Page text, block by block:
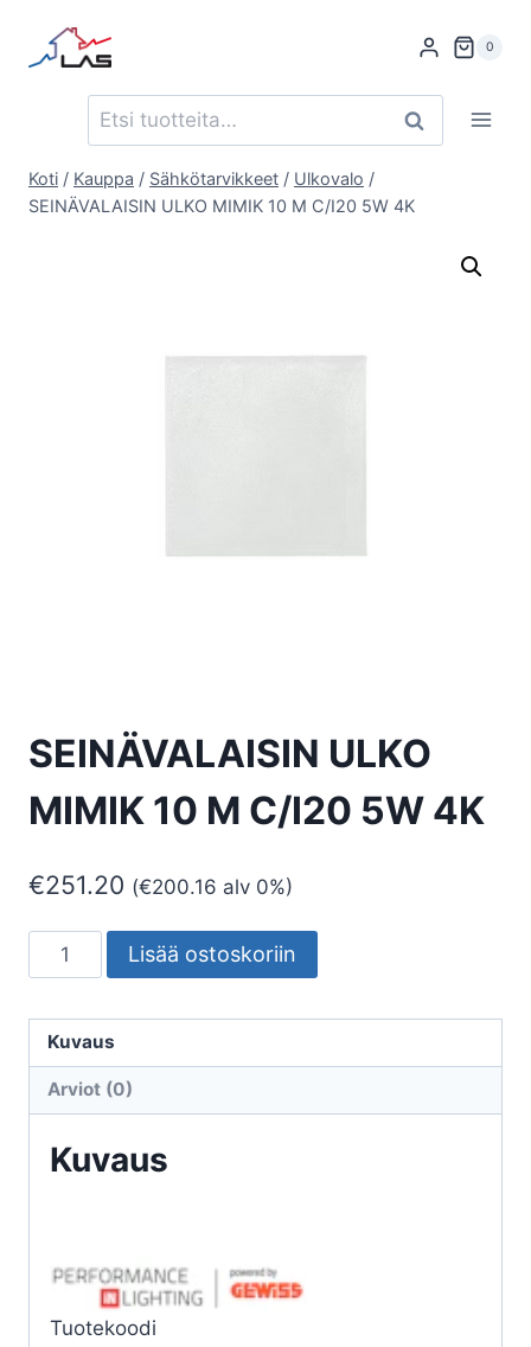
sisältöön
0
Etsi: Haku
Koti / Kauppa / Sähkötarvikkeet / Ulkovalo /
SEINÄVALAISIN ULKO MIMIK 10 M C/I20 5W 4K
SEINÄVALAISIN ULKO
MIMIK 10 M C/I20 5W 4K
€251.20 (€200.16 alv 0%)
SEINÄVALAISIN
ULKO
10
M
4K
Lisää ostoskoriin
Kuvaus
Arviot (0)
Kuvaus
Tuotekoodi